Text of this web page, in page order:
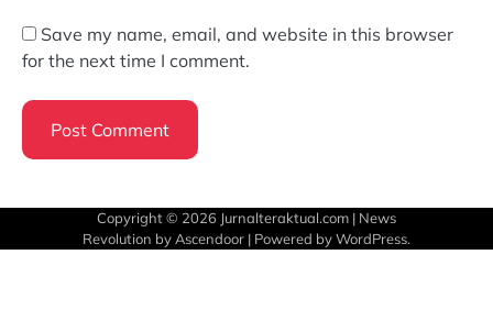
Save my name, email, and website in this browser
for the next time I comment.
Copyright © 2026 Jurnalteraktual.com | News
Revolution by Ascendoor | Powered byWordPress.